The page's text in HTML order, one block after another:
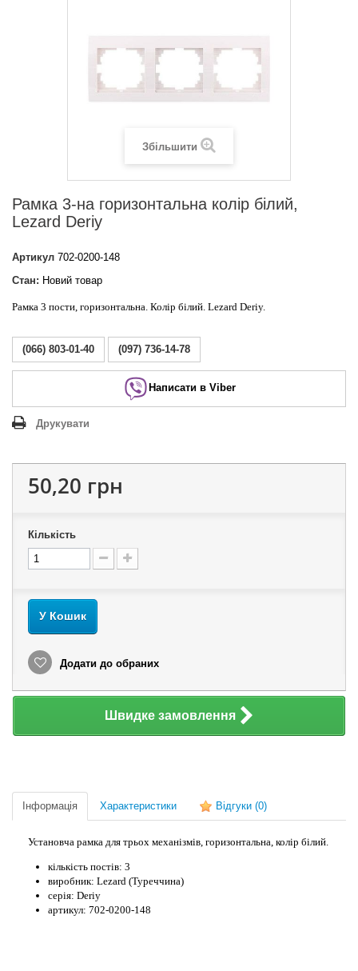
Збільшити
Рамка 3-на горизонтальна колір білий,
Lezard Deriy
Артикул 702-0200-148
Стан: Новий товар
Рамка 3 пости, горизонтальна. Колір білий. Lezard Deriy.
(066) 803-01-40 (097) 736-14-78
Написати в Viber
Друкувати
50,20 грн
Кількість
У Кошик
Додати до обраних
Швидке замовлення
Інформація Характеристики Відгуки (0)
Установча рамка для трьох механізмів, горизонтальна, колір білий.
кількість постів: 3
виробник: Lezard (Туреччина)
серія: Deriy
артикул: 702-0200-148